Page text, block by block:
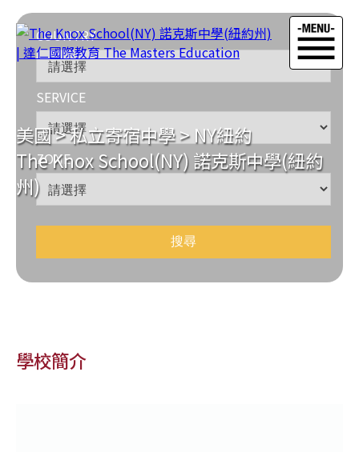
美國>私立寄宿中學>NY紐約
The Knox School(NY) 諾克斯中學(紐約
州)
COUNTRY
SERVICE
ZONE
學校簡介